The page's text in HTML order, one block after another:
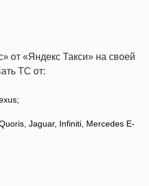
от «Яндекс Такси» на своей
ТС от:
Jaguar, Infiniti, Mercedes E-